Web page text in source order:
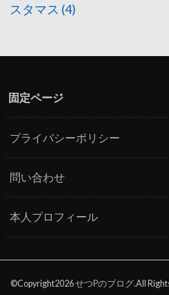
スタマス (4)
固定ページ
プライバシーポリシー
問い合わせ
本人プロフィール
©Copyright2026せつPのブログ.All